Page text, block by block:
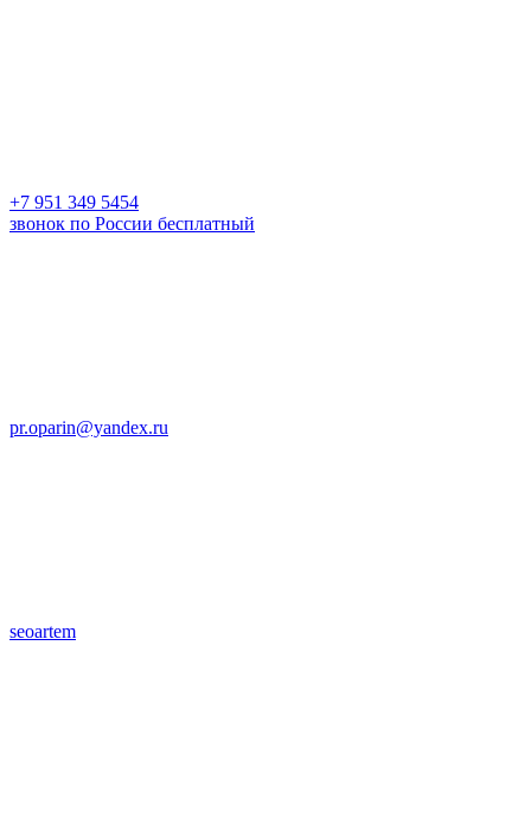
+7 951 349 5454
звонок по России бесплатный
pr.oparin@yandex.ru
seoartem